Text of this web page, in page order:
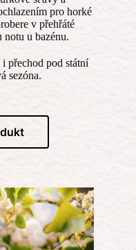
pro horké
v přehřáté
notu u bazénu.
přechod pod státní
sezóna.